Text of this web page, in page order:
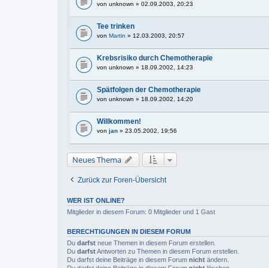
von unknown » 02.09.2003, 20:23
Tee trinken
von Martin » 12.03.2003, 20:57
Krebsrisiko durch Chemotherapie
von unknown » 18.09.2002, 14:23
Spätfolgen der Chemotherapie
von unknown » 18.09.2002, 14:20
Willkommen!
von jan » 23.05.2002, 19:56
Neues Thema
Zurück zur Foren-Übersicht
WER IST ONLINE?
Mitglieder in diesem Forum: 0 Mitglieder und 1 Gast
BERECHTIGUNGEN IN DIESEM FORUM
Du darfst neue Themen in diesem Forum erstellen.
Du darfstAntworten zu Themen in diesem Forum erstellen.
Du darfst deine Beiträge in diesem Forum nicht ändern.